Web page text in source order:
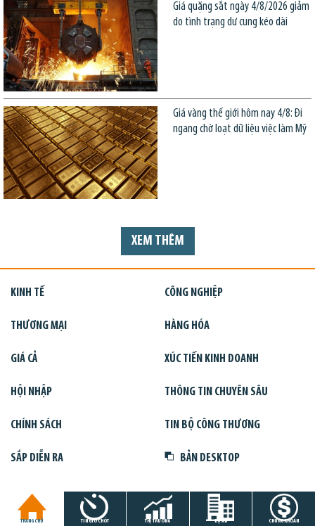
Giá quặng sắt ngày 4/8/2026 giảm
do tình trạng dư cung kéo dài
Giá vàng thế giới hôm nay 4/8: Đi
ngang chờ loạt dữ liệu việc làm Mỹ
XEM THÊM
KINH TẾ CÔNG NGHIỆP
THƯƠNG MẠI HÀNG HÓA
GIÁ CẢ XÚC TIẾN KINH DOANH
HỘI NHẬP THÔNG TIN CHUYÊN SÂU
CHÍNH SÁCH TIN BỘ CÔNG THƯƠNG
SẮP DIỄN RA BẢN DESKTOP
TRANG CHỦ TIN GIỜ CHÓT THỊ TRƯỜNG DỰ ÁN CHỨNG KHOÁN